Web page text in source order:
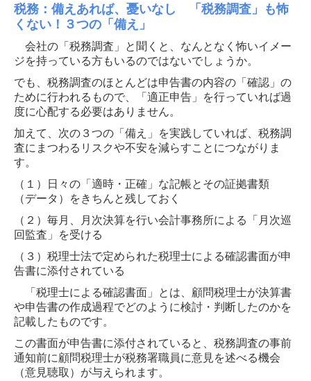
相続・贈与でお悩みの方へ
会社設立を目指している方へ
個人のお客様
社会保険・労務について
求人情報
TKCシステムQ&A
社長メニューASP版
お問合せ
アンケート
リンク集
働きやすい職場づくりへ
税務：備えあれば、憂いなし 「税務調査」も怖
くない！３つの「備え」
会社の「税務調査」と聞くと、なんとなく怖いイメー
ジを持っている方もいるのではないでしょうか。
でも、税務調査のほとんどは申告書の内容の「確認」の
ために行われるもので、「適正申告」を行っていれば過
度に心配する必要はありません。
加えて、次の３つの「備え」を実践していれば、税務調
査にまつわるリスクや不安を減らすことにつながりま
す。
（１）日々の「適時・正確」な記帳とその証拠書類
（データ）をきちんと残しておく
（２）毎月、月次決算を行い会計事務所による「月次巡
回監査」を受ける
（３）税理士法で定められた税理士による確認書面が申
告書に添付されている
「税理士による確認書面」とは、顧問税理士が決算書
や申告書の作成過程でどのように検討・判断したのかを
記載したものです。
この書面が申告書に添付されていると、税務調査の事前
通知前に顧問税理士が税務署職員に意見を述べる機会
（意見聴取）が与えられます。